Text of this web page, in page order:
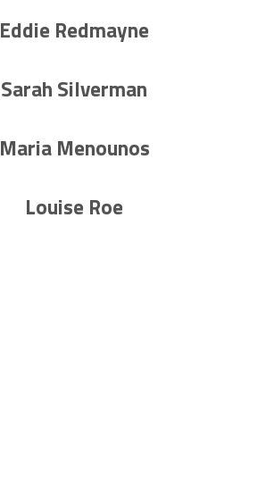
Eddie Redmayne
Sarah Silverman
Maria Menounos
Louise Roe